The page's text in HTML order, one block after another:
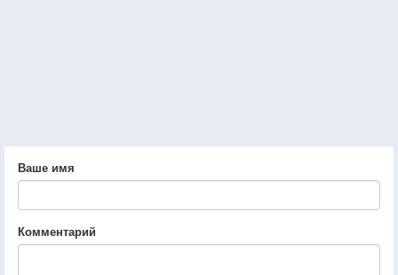
Ваше имя
Комментарий